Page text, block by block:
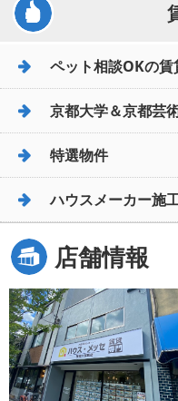
ペット相談OKの賃
京都大学＆京都芸
特選物件
ハウスメーカー施
店舗情報